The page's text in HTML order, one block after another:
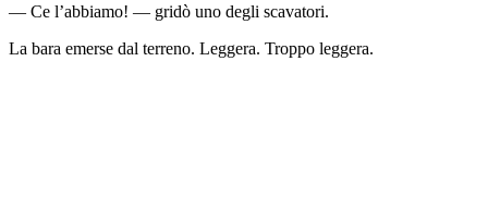
— Ce l’abbiamo! — gridò uno degli scavatori.
La bara emerse dal terreno. Leggera. Troppo leggera.